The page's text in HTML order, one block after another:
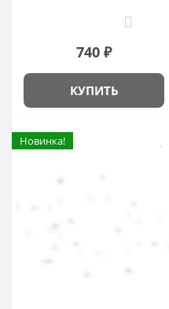
740 ₽
КУПИТЬ
Новинка!